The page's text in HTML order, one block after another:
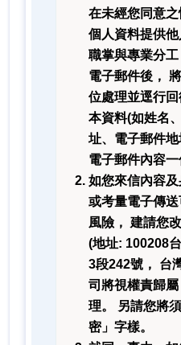
在未經您同意
個人資料提供
職掌與專業分
電子郵件後，
位處理並逕行
本資料(如姓名
址、電子郵件
電子郵件內容一
如您來信內容及
或考量電子傳
風險， 建請您
(地址: 100208
3段242號， 台
司將視權責歸
理。 另請您將
密」字樣。